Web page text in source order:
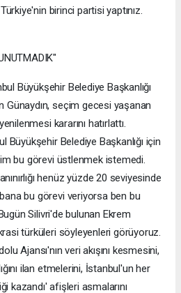
birinci partisi yaptınız.
Büyükşehir Belediye Başkanlığı
seçim gecesi yaşanan
kararını hatırlattı.
Büyükşehir Belediye Başkanlığı için
bu görevi üstlenmek istemedi.
henüz yüzde 20 seviyesinde
bu görevi veriyorsa ben bu
Silivri'de bulunan Ekrem
türküleri söyleyenleri görüyoruz.
Ajansı'nın veri akışını kesmesini,
ilan etmelerini, İstanbul'un her
kazandı' afişleri asmalarını